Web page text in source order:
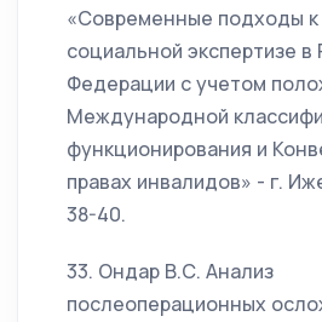
«Современные подходы
социальной экспертизе в
Федерации с учетом
Международной
функционирования и
правах инвалидов» - г.
38-40.
33. Ондар В.С. Анализ
послеоперационных